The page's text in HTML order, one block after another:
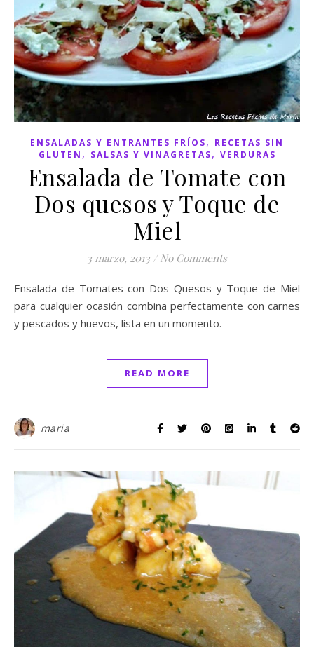
ENSALADAS Y ENTRANTES FRÍOS, RECETAS SIN
GLUTEN , SALSAS Y VINAGRETAS, VERDURAS
Ensalada de Tomate con
Dos quesos y Toque de
Miel
3 marzo, 2013 / No Comments
Ensalada de Tomates con Dos Quesos y Toque de Miel
para cualquier ocasión combina perfectamente con carnes
y pescados y huevos, lista en un momento.
READ MORE
maria